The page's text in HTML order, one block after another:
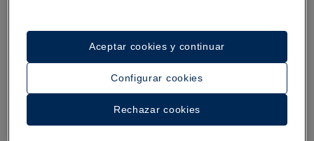
Mexico
31 jul 2024 · Corporativo,México
Iberostar y la Junta de Andalucía se
alían para fomentar la FP Dual en el
Configurar cookies
Rechazar cookies
Aceptar cookies y continuar